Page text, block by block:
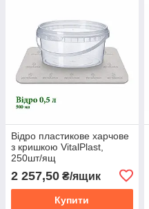
Відро пластикове харчове
з кришкою VitalPlast,
250шт/ящ
2 257,50 ₴/ящик
Купити